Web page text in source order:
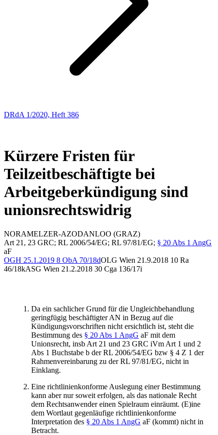
DRdA 1/2020, Heft 386
Kürzere Fristen für
Teilzeitbeschäftigte bei
Arbeitgeberkündigung sind
unionsrechtswidrig
NORAMELZER-AZODANLOO (GRAZ)
Art 21, 23 GRC; RL 2006/54/EG; RL 97/81/EG; § 20 Abs 1 AngG
aF
OGH 25.1.2019 8 ObA 70/18dOLG Wien 21.9.2018 10 Ra
46/18kASG Wien 21.2.2018 30 Cga 136/17i
Da ein sachlicher Grund für die Ungleichbehandlung
geringfügig beschäftigter AN in Bezug auf die
Kündigungsvorschriften nicht ersichtlich ist, steht die
Bestimmung des § 20 Abs 1 AngG aF mit dem
Unionsrecht, insb Art 21 und 23 GRC iVm Art 1 und 2
Abs 1 Buchstabe b der RL 2006/54/EG bzw § 4 Z 1 der
Rahmenvereinbarung zu der RL 97/81/EG, nicht in
Einklang.
Eine richtlinienkonforme Auslegung einer Bestimmung
kann aber nur soweit erfolgen, als das nationale Recht
dem Rechtsanwender einen Spielraum einräumt. (E)ine
dem Wortlaut gegenläufige richtlinienkonforme
Interpretation des § 20 Abs 1 AngG aF (kommt) nicht in
Betracht.